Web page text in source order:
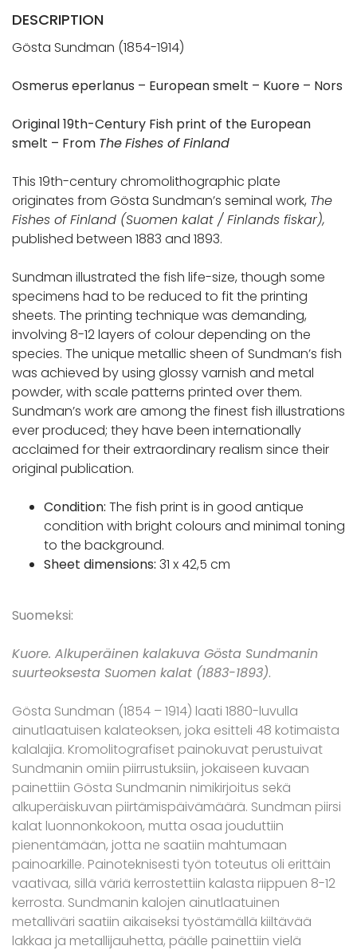
DESCRIPTION
Gösta Sundman (1854-1914)
Osmerus eperlanus – European smelt – Kuore – Nors
Original 19th-Century Fish print of the European
smelt – From TheFishes of Finland
This 19th-century chromolithographic plate
originates from Gösta Sundman’s seminal work, The
Fishes of Finland (Suomen kalat /Finlands fiskar),
published between 1883 and 1893.
Sundman illustrated the fish life-size, though some
specimens had to be reduced to fit the printing
sheets. The printing technique was demanding,
involving 8-12 layers of colour depending on the
species. The unique metallic sheen of Sundman’s fish
was achieved by using glossy varnish and metal
powder, with scale patterns printed over them.
Sundman’s work are among the finest fish illustrations
ever produced; they have been internationally
acclaimed for their extraordinary realism since their
original publication.
Condition: The fish print is in good antique
condition with bright colours and minimal toning
to the background.
Sheet dimensions: 31 x 42,5 cm
Suomeksi:
Kuore. Alkuperäinen kalakuva Gösta Sundmanin
suurteoksesta Suomen kalat (1883-1893).
Gösta Sundman (1854 – 1914) laati 1880-luvulla
ainutlaatuisen kalateoksen, joka esitteli 48 kotimaista
kalalajia. Kromolitografiset painokuvat perustuivat
Sundmanin omiin piirrustuksiin, jokaiseen kuvaan
painettiin Gösta Sundmanin nimikirjoitus sekä
alkuperäiskuvan piirtämispäivämäärä. Sundman piirsi
kalat luonnonkokoon, mutta osaa jouduttiin
pienentämään, jotta ne saatiin mahtumaan
painoarkille. Painoteknisesti työn toteutus oli erittäin
vaativaa, sillä väriä kerrostettiin kalasta riippuen 8-12
kerrosta. Sundmanin kalojen ainutlaatuinen
metalliväri saatiin aikaiseksi työstämällä kiiltävää
lakkaa ja metallijauhetta, päälle painettiin vielä